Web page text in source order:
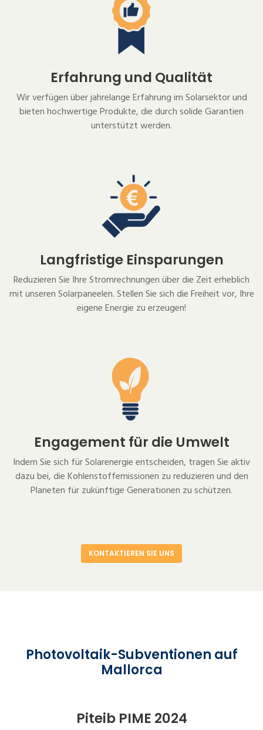
Erfahrung und Qualität
Wir verfügen über jahrelange Erfahrung im Solarsektor und
bieten hochwertige Produkte, die durch solide Garantien
unterstützt werden.
Langfristige Einsparungen
Reduzieren Sie Ihre Stromrechnungen über die Zeit erheblich
mit unseren Solarpaneelen. Stellen Sie sich die Freiheit vor, Ihre
eigene Energie zu erzeugen!
Engagement für die Umwelt
Indem Sie sich für Solarenergie entscheiden, tragen Sie aktiv
dazu bei, die Kohlenstoffemissionen zu reduzieren und den
Planeten für zukünftige Generationen zu schützen.
KONTAKTIEREN SIE UNS
Photovoltaik-Subventionen auf
Mallorca
Piteib PIME 2024